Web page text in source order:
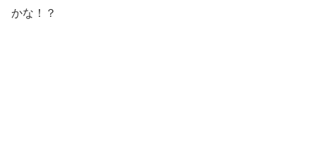
かな！？